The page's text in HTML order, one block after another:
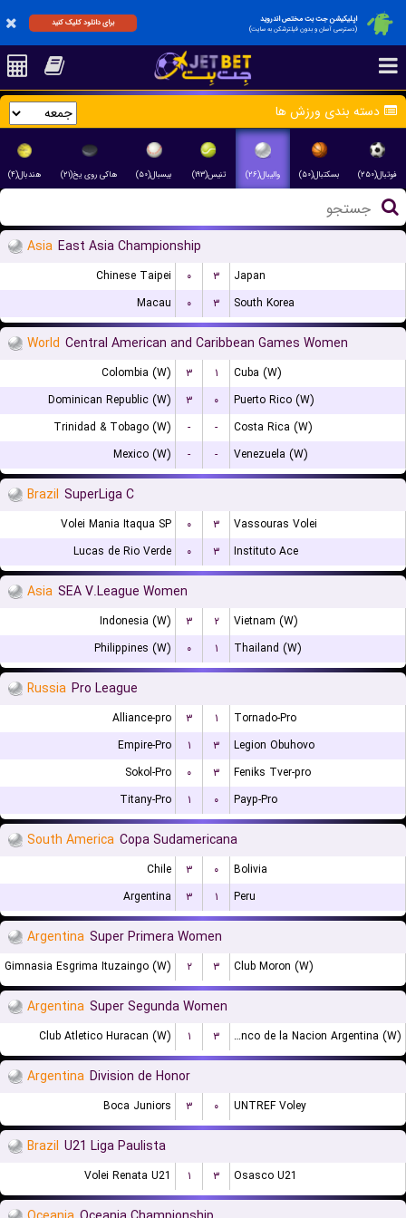
اپلیکیشن جت بت مختص اندروید
(دسترسی آسان و بدون فیلترشکن به سایت)
برای دانلود کلیک کنید
دسته بندی ورزش ها
فوتبال(۲۵۰) بسکتبال(۵۰) والیبال(۲۶) تنیس(۱۹۳) بیسبال(۵۰) هاکی روی یخ(۲۱) هندبال(۴)
Asia East Asia Championship
Chinese Taipei ۰ ۳
Japan
Macau
۰ ۳ South Korea
World Central American and Caribbean Games Women
Colombia (W) ۳ ۱
Cuba (W)
Dominican Republic (W)
۳ ۰
Puerto Rico (W)
Trinidad & Tobago (W)
- -
Costa Rica (W)
Mexico (W)
- - Venezuela (W)
Brazil SuperLiga C
Volei Mania Itaqua SP ۰ ۳
Vassouras Volei
Lucas de Rio Verde
۰ ۳ Instituto Ace
Asia SEA V.League Women
Indonesia (W) ۳ ۲
Vietnam (W)
Philippines (W)
۰ ۱ Thailand (W)
Russia Pro League
Alliance-pro ۳ ۱
Tornado-Pro
Empire-Pro
۱ ۳
Legion Obuhovo
Sokol-Pro
۰ ۳
Feniks Tver-pro
Titany-Pro
۱ ۰ Payp-Pro
South America Copa Sudamericana
Chile ۳ ۰
Bolivia
Argentina
۳ ۱ Peru
Argentina Super Primera Women
Gimnasia Esgrima Ituzaingo (W) ۲ ۳ Club Moron (W)
Argentina Super Segunda Women
Club Atletico Huracan (W) ۱ ۳ Banco de la Nacion Argentina (W)
Argentina Division de Honor
Boca Juniors ۳ ۰ UNTREF Voley
Brazil U21 Liga Paulista
Volei Renata U21 ۱ ۳ Osasco U21